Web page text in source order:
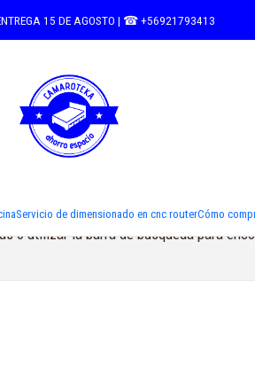
Servicio de dimensionado en cnc routerCómo
15 DE AGOSTO | ☎ +56921793413
Inicio Todo CNC Sillas
Sillas
o utilizar la barra de búsqueda para